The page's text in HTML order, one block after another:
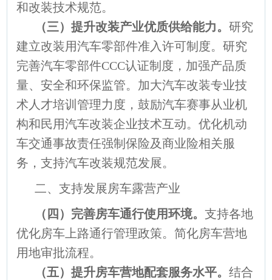
和改装技术规范。
（三）提升改装产业优质供给能力。研究
建立改装用汽车零部件准入许可制度。研究
完善汽车零部件CCC认证制度，加强产品质
量、安全和环保监管。加大汽车改装专业技
术人才培训管理力度，鼓励汽车赛事从业机
构和民用汽车改装企业技术互动。优化机动
车交通事故责任强制保险及商业险相关服
务，支持汽车改装规范发展。
二、支持发展房车露营产业
（ 四）完善房车通行使用环境。支持各地
优化房车上路通行管理政策。简化房车营地
用地审批流程。
（五）提升房车营地配套服务水平。结合